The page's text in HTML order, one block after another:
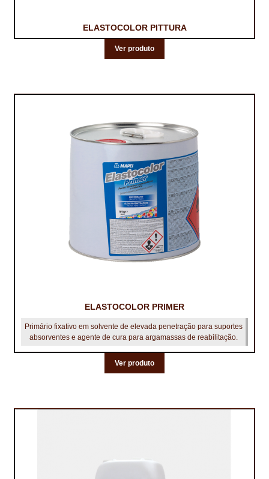
ELASTOCOLOR PITTURA
Ver produto
ELASTOCOLOR PRIMER
Primário fixativo em solvente de elevada penetração para suportes
absorventes e agente de cura para argamassas de reabilitação.
Ver produto